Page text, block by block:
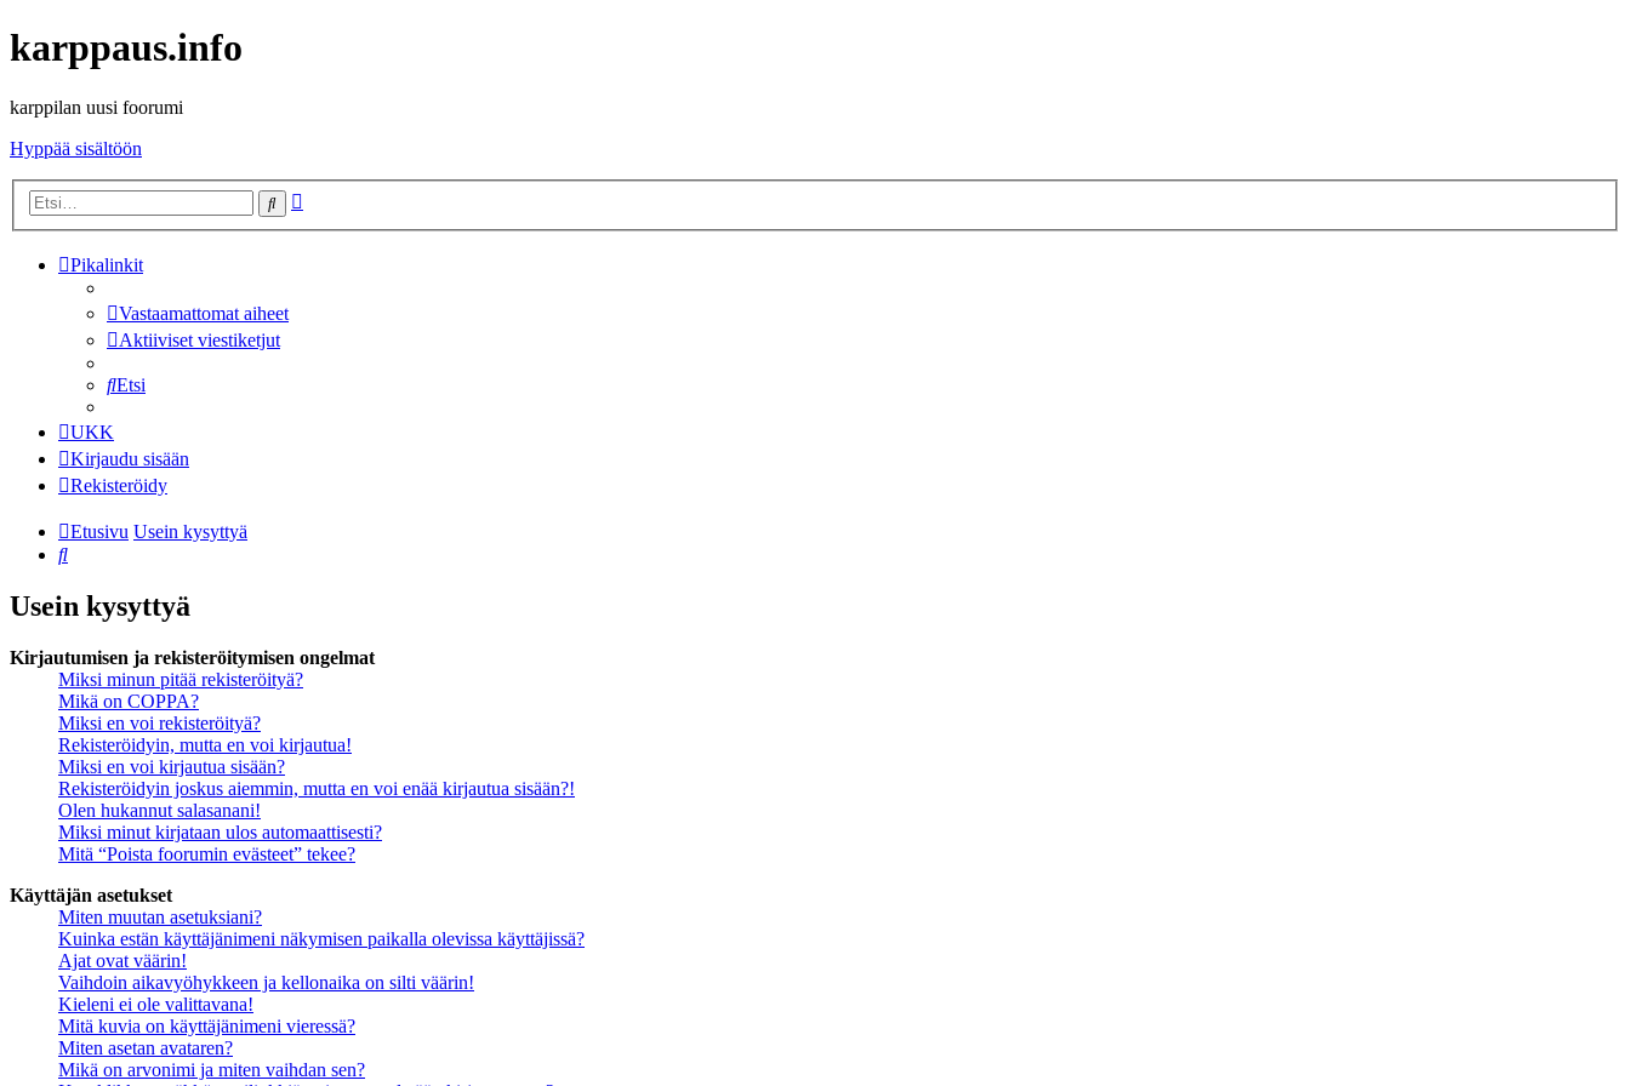
karppaus.info
karppilan uusi foorumi
Hyppää sisältöön
Etsi
Pikalinkit
Vastaamattomat aiheet
Aktiiviset viestiketjut
Etsi
UKK
Kirjaudu sisään
Rekisteröidy
Etusivu Usein kysyttyä
Etsi
Usein kysyttyä
Kirjautumisen ja rekisteröitymisen ongelmat
Miksi minun pitää rekisteröityä?
Mikä on COPPA?
Miksi en voi rekisteröityä?
Rekisteröidyin, mutta en voi kirjautua!
Miksi en voi kirjautua sisään?
Rekisteröidyin joskus aiemmin, mutta en voi enää kirjautua sisään?!
Olen hukannut salasanani!
Miksi minut kirjataan ulos automaattisesti?
Mitä “Poista foorumin evästeet” tekee?
Käyttäjän asetukset
Miten muutan asetuksiani?
Kuinka estän käyttäjänimeni näkymisen paikalla olevissa käyttäjissä?
Ajat ovat väärin!
Vaihdoin aikavyöhykkeen ja kellonaika on silti väärin!
Kieleni ei ole valittavana!
Mitä kuvia on käyttäjänimeni vieressä?
Miten asetan avataren?
Mikä on arvonimi ja miten vaihdan sen?